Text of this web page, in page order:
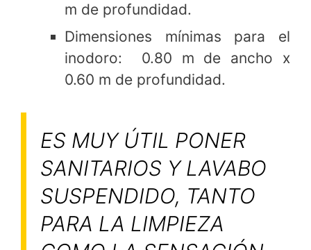
m de profundidad.
Dimensiones mínimas para el
inodoro: 0.80 m de ancho x
0.60 m de profundidad.
ES MUY ÚTIL PONER
SANITARIOS Y LAVABO
SUSPENDIDO, TANTO
PARA LA LIMPIEZA